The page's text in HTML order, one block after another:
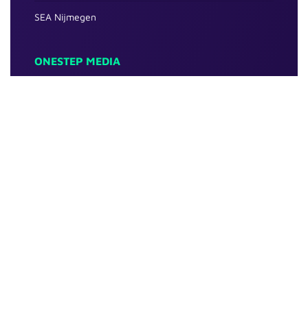
SEA Nijmegen
ONESTEP MEDIA